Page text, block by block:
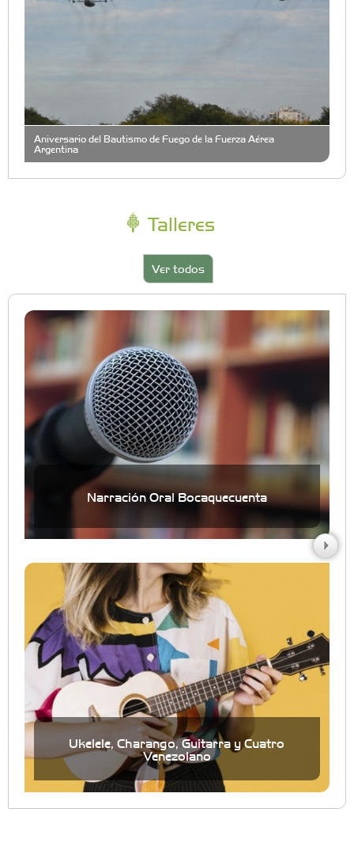
Aniversario del Bautismo de Fuego de la Fuerza Aérea
Argentina
Talleres
Ver todos
Narración Oral Bocaquecuenta
Ukelele, Charango, Guitarra y Cuatro
Venezolano